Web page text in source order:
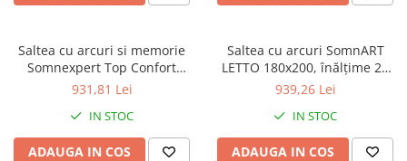
Saltea cu arcuri si memorie
Somnexpert Top Confort
90x200x30, fermitate mediu-
manere
931,81 Lei
IN STOC
ADAUGA IN COS
Saltea cu arcuri SomnART
LETTO 180x200, înălțime 22
cm, ortopedică, husă
tare
939,26 Lei
IN STOC
ADAUGA IN COS